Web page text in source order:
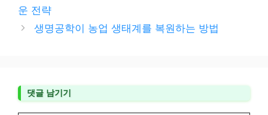
리
운 전략
생명공학이 농업 생태계를 복원하는 방법
댓글 남기기